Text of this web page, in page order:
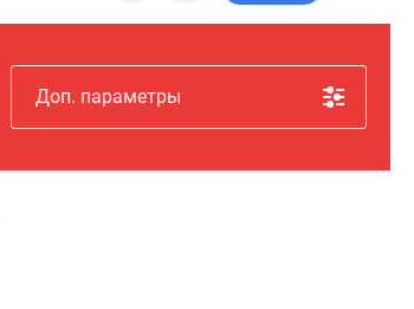
Доп. параметры